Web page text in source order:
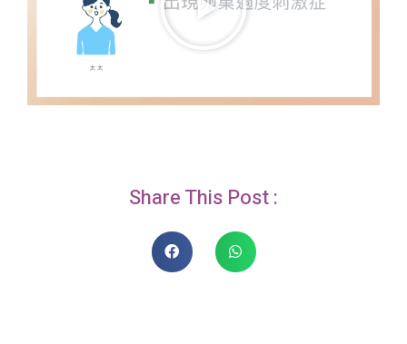
Share This Post :